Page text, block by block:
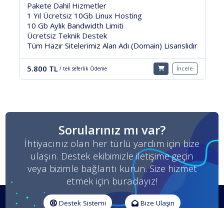
Pakete Dahil Hizmetler
1 Yıl Ücretsiz 1Gb Linux Hosting
5 Gb Aylık Bandwidth Limiti
Ücretsiz Teknik Destek
Tüm Hazır Sitelerimiz Alan Adı (Domain) Lisanslıdır
5.800 TL / tek seferlik Ödeme İncele
Sorularınız mı var?
İhtiyacınız olan her türlü yardım için bize
ulaşın. Destek ekibimizle iletişime geçin
veya bizimle bağlantı kurun. Size hizmet
etmek için buradayız!
Destek Sistemi Bize Ulaşın